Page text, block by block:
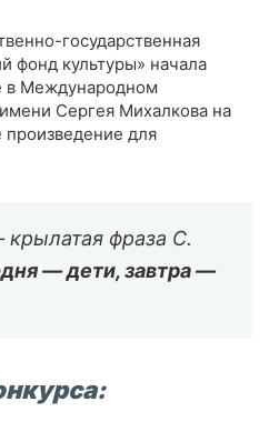
государственная
фонд культуры» начала
в Международном
Сергея Михалкова на
для
фраза С.
— дети, завтра —